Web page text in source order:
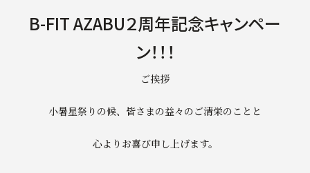
B-FIT AZABU２周年記念キャンペー
ン！！！
ご挨拶
小暑星祭りの候、皆さまの益々のご清栄のことと
心よりお喜び申し上げます。